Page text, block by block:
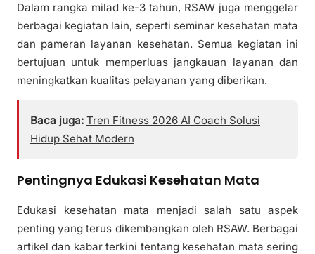
Dalam rangka milad ke-3 tahun, RSAW juga menggelar
berbagai kegiatan lain, seperti seminar kesehatan mata
dan pameran layanan kesehatan. Semua kegiatan ini
bertujuan untuk memperluas jangkauan layanan dan
meningkatkan kualitas pelayanan yang diberikan.
Baca juga: Tren Fitness 2026 AI Coach Solusi
Hidup Sehat Modern
Pentingnya Edukasi Kesehatan Mata
Edukasi kesehatan mata menjadi salah satu aspek
penting yang terus dikembangkan oleh RSAW. Berbagai
artikel dan kabar terkini tentang kesehatan mata sering